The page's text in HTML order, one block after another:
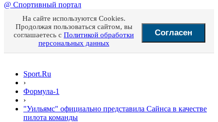
@ Спортивный портал
На сайте используются Cookies.
Продолжая пользоваться сайтом, вы
соглашаетесь с Политикой обработки
персональных данных
Согласен
Sport.Ru
›
Формула-1
›
"Уильямс" официально представила Сайнса в качестве
пилота команды